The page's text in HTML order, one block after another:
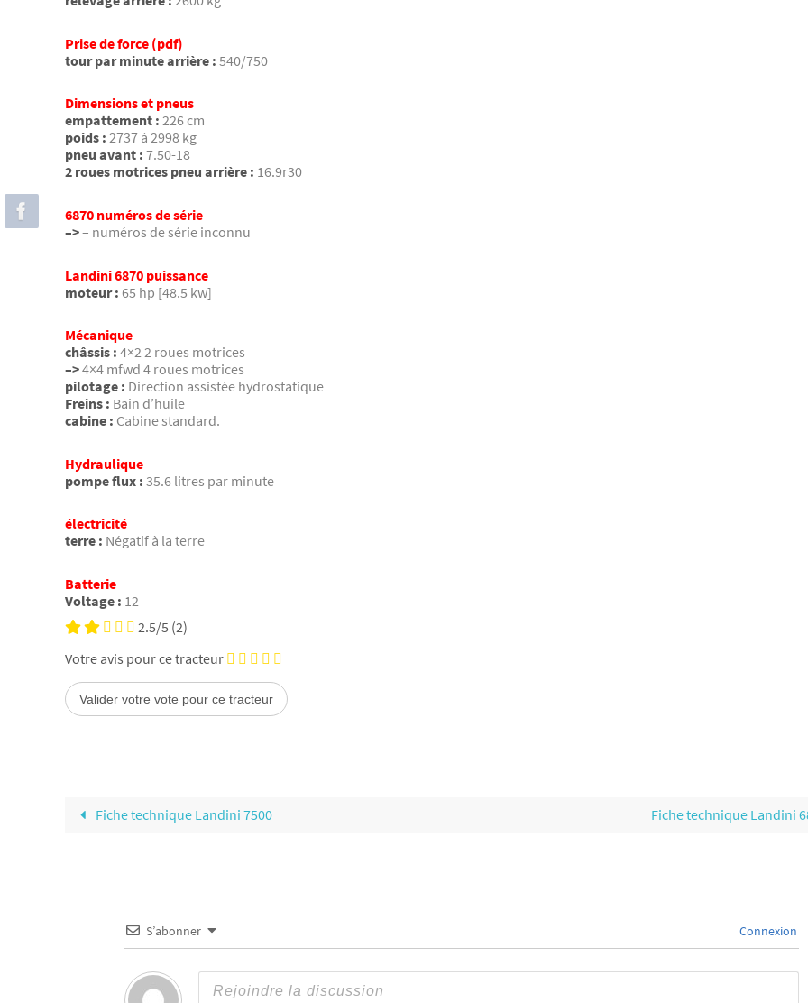
Prise de force (pdf)
tour par minute arrière : 540/750
Dimensions et pneus
empattement : 226 cm
poids : 2737 à 2998 kg
pneu avant : 7.50-18
2 roues motrices pneu arrière : 16.9r30
6870 numéros de série
–>– numéros de série inconnu
Landini 6870 puissance
moteur : 65 hp [48.5 kw]
Mécanique
châssis : 4×2 2 roues motrices
–>4×4 mfwd 4 roues motrices
pilotage : Direction assistée hydrostatique
Freins : Bain d’huile
cabine : Cabine standard.
Hydraulique
pompe flux : 35.6 litres par minute
électricité
terre : Négatif à la terre
Batterie
Voltage : 12
2.5/5 (2)
Votre avis pour ce tracteur
Fiche technique Landini 7500 Fiche technique Landini
S’abonner Connexion